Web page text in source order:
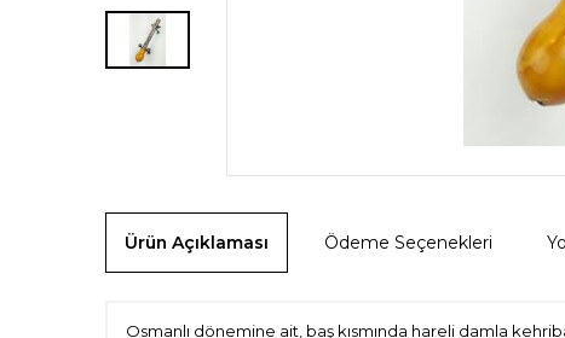
Ürün Açıklaması Ödeme Seçenekleri
Osmanlı dönemine ait, baş kısmında hareli damla